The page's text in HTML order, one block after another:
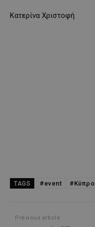
Κατερίνα Χριστοφή
TAGS #event #Κύπρο
Previous article